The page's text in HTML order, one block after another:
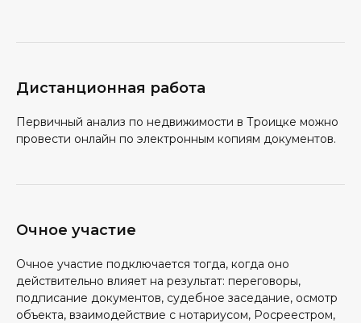
Дистанционная работа
Первичный анализ по недвижимости в Троицке можно
провести онлайн по электронным копиям документов.
Очное участие
Очное участие подключается тогда, когда оно
действительно влияет на результат: переговоры,
подписание документов, судебное заседание, осмотр
объекта, взаимодействие с нотариусом, Росреестром,